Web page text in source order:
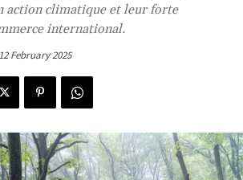
action climatique et leur forte
international.
12 February 2025